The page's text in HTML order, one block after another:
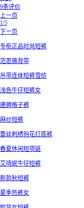
9条评价
上一页
1/5
下一页
专柜正品时尚短裤
范思薇背带
吊带连体短裤雪纺
浅色牛仔短裤女
唐狮格子裤
麻纱短裤
蕾丝刺绣钩花打底裤
春夏休闲短项链
艾琦妮牛仔短裤
新款秋短裤
夏季热裤女